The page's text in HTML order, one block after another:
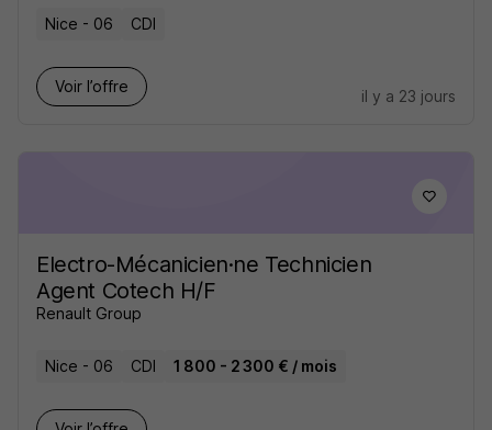
Nice - 06 CDI
Voir l’offre
il y a 23 jours
Electro-Mécanicien·ne Technicien
Agent Cotech H/F
Renault Group
Nice - 06 CDI 1 800 - 2 300 € / mois